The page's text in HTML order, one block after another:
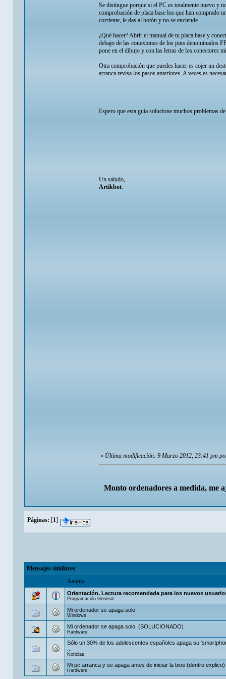
Se distingue porque si el PC es totalmente nuevo y
comprobación de placa base los que han comprado
corriente, le das al botón y no se enciende.
¿Qué hacer? Abrir el manual de tu placa base y
debajo de las conexiones de los pins denominados
pone en el dibujo y con las letras de los conectores
Otra comprobación que puedes hacer es cojer un
arranca revisa los pasos anteriores. A veces es
Espero que esta guía solucione muchos problemas
Un saludo,
Artikbot.
«Última modificación: 9 Marzo 2012, 23:41 pm
Monto ordenadores a medida, me
Páginas: [1]
Mensajes similares
Asunto
Orientación. Lectura recomendada para los nuevos
Programación General
Mi ordenador se apaga solo
Windows
Mi ordenador se apaga solo. (SOLUCIONADO)
Hardware
Sólo un 30% de los adolescentes españoles apaga su
...
Noticias
Mi pc arranca y se apaga antes de iniciar la bios (dentro explico)
Hardware